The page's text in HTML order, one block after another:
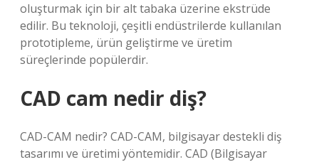
oluşturmak için bir alt tabaka üzerine ekstrüde
edilir. Bu teknoloji, çeşitli endüstrilerde kullanılan
prototipleme, ürün geliştirme ve üretim
süreçlerinde popülerdir.
CAD cam nedir diş?
CAD-CAM nedir? CAD-CAM, bilgisayar destekli diş
tasarımı ve üretimi yöntemidir. CAD (Bilgisayar